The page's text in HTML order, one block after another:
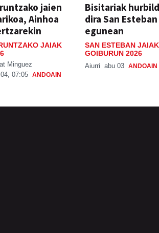
jaien
Ainhoa
JAIAK
Minguez
07:05 ANDOAIN
Bisitariak
dira San Esteban
egunean
SAN ESTEBAN JAIAK
GOIBURUN 2026
Aiurri abu 03 ANDOAIN